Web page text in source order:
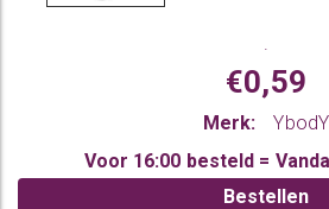
.
€0,59
Merk:
YbodY
Voor 16:00 besteld =
Bestellen